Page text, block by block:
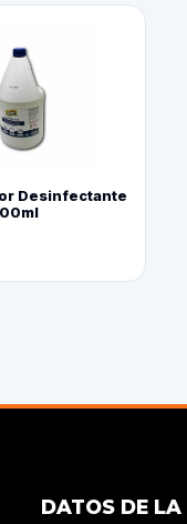
Desinfectante
DATOS DE LA